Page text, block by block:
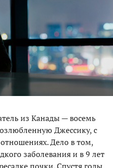
из Канады — восемь
Джессику, с
отношениях. Дело в том,
заболевания и в 9 лет